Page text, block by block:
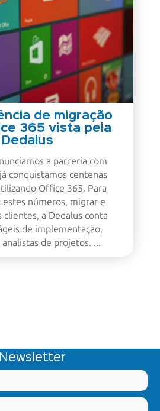
de migração
365 vista pela
Dedalus
a parceria com
conquistamos centenas
Office 365. Para
estes números, migrar e
clientes, a Dedalus conta
de implementação,
analistas de projetos. ...